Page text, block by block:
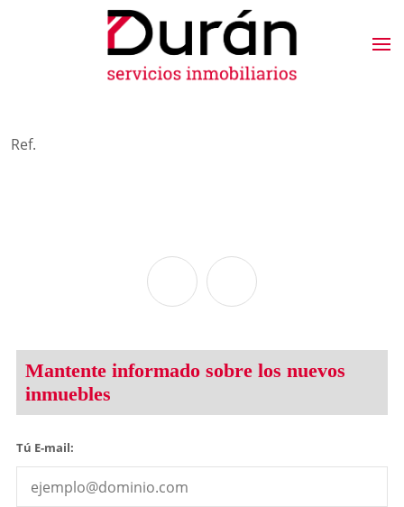
Ref.
Mantente informado sobre los nuevos
inmuebles
Tú E-mail: